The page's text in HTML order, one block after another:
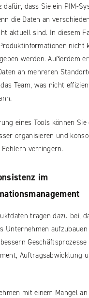
dafür, dass Sie ein PIM-
die Daten an
aktuell sind. In diesem
nicht
werden. Außerdem
an mehreren
Team, was nicht
eines Tools können Sie
organisieren und
Fehlern verringern.
im
tragen dazu bei,
Unternehmen
Geschäftsprozesse
Auftragsabwicklung
mit einem Mangel